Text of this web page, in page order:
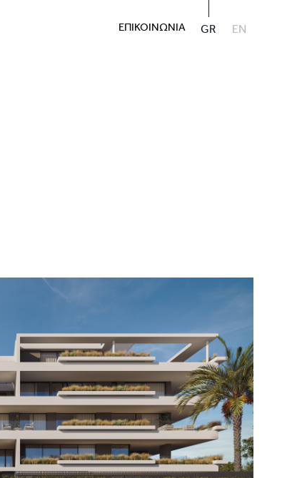
ΕΠΙΚΟΙΝΩΝΙΑ GR EN